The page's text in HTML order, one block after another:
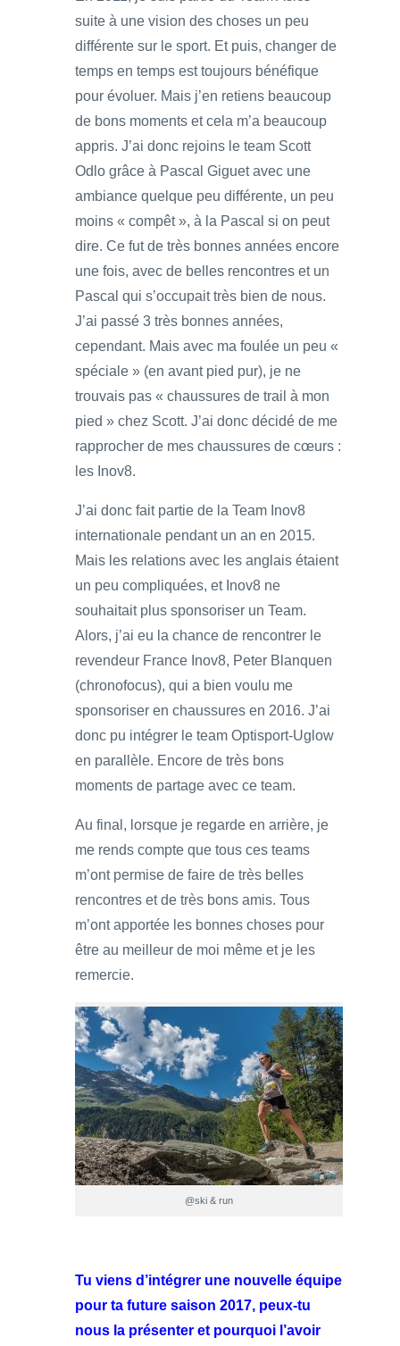
suite à une vision des choses un peu
différente sur le sport. Et puis, changer de
temps en temps est toujours bénéfique
pour évoluer. Mais j’en retiens beaucoup
de bons moments et cela m’a beaucoup
appris. J’ai donc rejoins le team Scott
Odlo grâce à Pascal Giguet avec une
ambiance quelque peu différente, un peu
moins « compêt », à la Pascal si on peut
dire. Ce fut de très bonnes années encore
une fois, avec de belles rencontres et un
Pascal qui s’occupait très bien de nous.
J’ai passé 3 très bonnes années,
cependant. Mais avec ma foulée un peu «
spéciale » (en avant pied pur), je ne
trouvais pas « chaussures de trail à mon
pied » chez Scott. J’ai donc décidé de me
rapprocher de mes chaussures de cœurs :
les Inov8.
J’ai donc fait partie de la Team Inov8
internationale pendant un an en 2015.
Mais les relations avec les anglais étaient
un peu compliquées, et Inov8 ne
souhaitait plus sponsoriser un Team.
Alors, j’ai eu la chance de rencontrer le
revendeur France Inov8, Peter Blanquen
(chronofocus), qui a bien voulu me
sponsoriser en chaussures en 2016. J’ai
donc pu intégrer le team Optisport-Uglow
en parallèle. Encore de très bons
moments de partage avec ce team.
Au final, lorsque je regarde en arrière, je
me rends compte que tous ces teams
m’ont permise de faire de très belles
rencontres et de très bons amis. Tous
m’ont apportée les bonnes choses pour
être au meilleur de moi même et je les
remercie.
@ski & run
Tu viens d’intégrer une nouvelle équipe
pour ta future saison 2017, peux-tu
nous la présenter et pourquoi l’avoir